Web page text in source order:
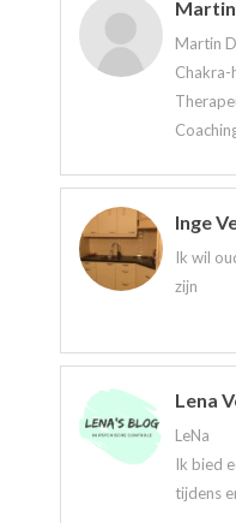
Martin
Chakra-
Inge
Ik wil
zijn
Lena
LeNa
Ik bied
tijdens